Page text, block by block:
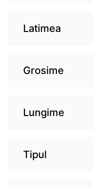
Latimea
Grosime
Lungime
Tipul